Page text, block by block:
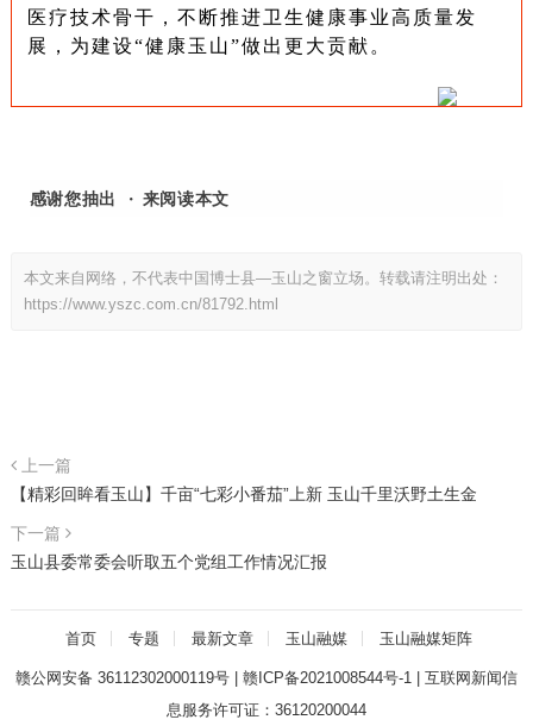
医疗技术骨干，不断推进卫生健康事业高质量发
展，为建设“健康玉山”做出更大贡献。
感谢您抽出 · 来阅读本文
本文来自网络，不代表中国博士县—玉山之窗立场。转载请注明出处：
https://www.yszc.com.cn/81792.html
上一篇
【精彩回眸看玉山】千亩“七彩小番茄”上新 玉山千里沃野土生金
下一篇
玉山县委常委会听取五个党组工作情况汇报
首页 专题 最新文章 玉山融媒 玉山融媒矩阵
赣公网安备 36112302000119号| 赣ICP备2021008544号-1| 互联网新闻信
息服务许可证：36120200044